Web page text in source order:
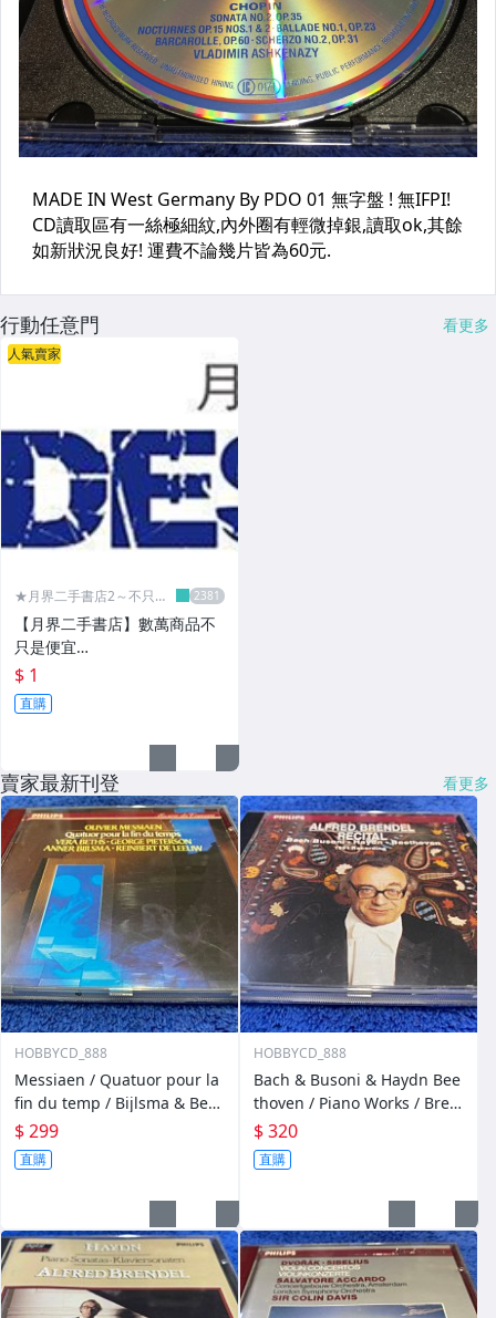
行動任意門 看更多
人氣賣家
★月界二手書店2～不只是
【月界二手書店】數萬商品不
只是便宜…
$ 1
直購
賣家最新刊登 看更多
HOBBYCD_888
Messiaen / Quatuor pour la
fin du temp / Bijlsma & Beth
s & Pieterson & De Leeuw
$ 299
直購
HOBBYCD_888
Bach & Busoni & Haydn Bee
thoven / Piano Works / Bren
del
$ 320
直購